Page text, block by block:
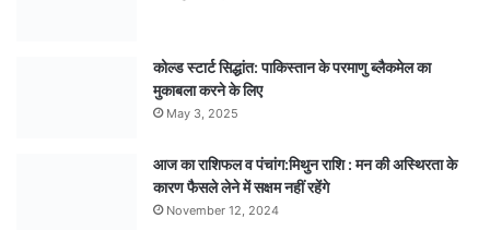
कोल्ड स्टार्ट सिद्धांत: पाकिस्तान के परमाणु ब्लैकमेल का
मुकाबला करने के लिए
May 3, 2025
आज का राशिफल व पंचांग:मिथुन राशि : मन की अस्थिरता के
कारण फैसले लेने में सक्षम नहीं रहेंगे
November 12, 2024